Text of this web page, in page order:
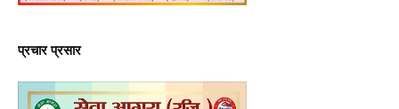
प्रचार प्रसार